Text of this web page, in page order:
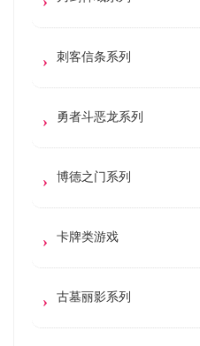
刺客信条系列
勇者斗恶龙系列
博德之门系列
卡牌类游戏
古墓丽影系列